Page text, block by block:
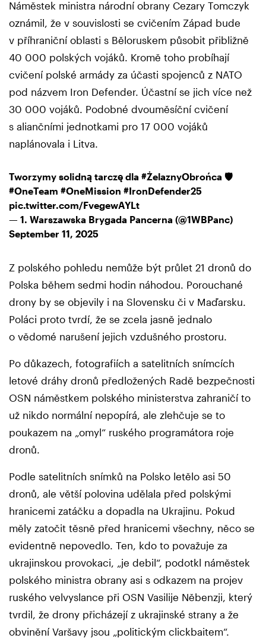
Náměstek ministra národní obrany Cezary Tomczyk
oznámil, že v souvislosti se cvičením Západ bude
v příhraniční oblasti s Běloruskem působit přibližně
40 000 polských vojáků. Kromě toho probíhají
cvičení polské armády za účasti spojenců z NATO
pod názvem Iron Defender. Účastní se jich více než
30 000 vojáků. Podobné dvouměsíční cvičení
s aliančními jednotkami pro 17 000 vojáků
naplánovala i Litva.
Tworzymy solidną tarczę dla #ŻelaznyObrońca 🛡️
#OneTeam #OneMission #IronDefender25
pic.twitter.com/FvegewAYLt
— 1. Warszawska Brygada Pancerna (@1WBPanc)
September 11, 2025
Z polského pohledu nemůže být průlet 21 dronů do
Polska během sedmi hodin náhodou. Porouchané
drony by se objevily i na Slovensku či v Maďarsku.
Poláci proto tvrdí, že se zcela jasně jednalo
o vědomé narušení jejich vzdušného prostoru.
Po důkazech, fotografiích a satelitních snímcích
letové dráhy dronů předložených Radě bezpečnosti
OSN náměstkem polského ministerstva zahraničí to
už nikdo normální nepopírá, ale zlehčuje se to
poukazem na „omyl“ ruského programátora roje
dronů.
Podle satelitních snímků na Polsko letělo asi 50
dronů, ale větší polovina udělala před polskými
hranicemi zatáčku a dopadla na Ukrajinu. Pokud
měly zatočit těsně před hranicemi všechny, něco se
evidentně nepovedlo. Ten, kdo to považuje za
ukrajinskou provokaci, „je debil“, podotkl náměstek
polského ministra obrany asi s odkazem na projev
ruského velvyslance při OSN Vasilije Něbenzji, který
tvrdil, že drony přicházejí z ukrajinské strany a že
obvinění Varšavy jsou „politickým clickbaitem“.